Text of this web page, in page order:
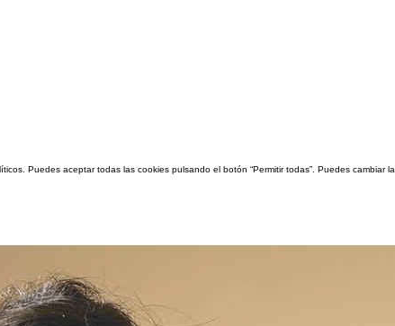
Puedes aceptar todas las cookies pulsando el botón “Permitir todas”. Puedes cambiar la